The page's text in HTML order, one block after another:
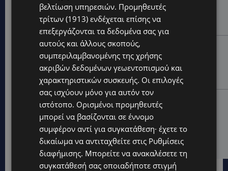
ΘΕΣΣΑΛΟΝΙΚΗ: Σοκ από την κακοποίηση άγριων
χελωνών – Τις έβαψαν με πορτοκαλί λαδομπογιά-
(Φώτο)
UPDATES
ΑΓΚΑΛΙΑ ΕΛΠΙΔΑΣ: «Οι εξαγγελίες δεν αρκούν» –
Συγκρατημένη αισιοδοξία για το νέο σχέδιο
στήριξης των ατόμων με αναπηρία
STORIES
ΟΡΦΕΑΣ ΣΟΛΩΜΟΥ: Ο 10χρονος Κύπριος που
πρωταγωνιστεί στην εκστρατεία εξοικονόμησης
νερού – Απλά βήματα που κάνουν τη διαφορά -
(Βίντεο)
βελτίωση υπηρεσιών. Προμηθευτές
τρίτων (1913) ενδέχεται επίσης να
επεξεργάζονται τα δεδομένα σας για
αυτούς και άλλους σκοπούς,
συμπεριλαμβανομένης της χρήσης
ακριβών δεδομένων γεωεντοπισμού και
χαρακτηριστικών συσκευής. Οι επιλογές
σας ισχύουν μόνο για αυτόν τον
ιστότοπο. Ορισμένοι προμηθευτές
μπορεί να βασίζονται σε έννομο
συμφέρον αντί για συγκατάθεση· έχετε το
δικαίωμα να αντιταχθείτε στις Ρυθμίσεις
διαφήμισης. Μπορείτε να ανακαλέσετε τη
συγκατάθεσή σας οποιαδήποτε στιγμή